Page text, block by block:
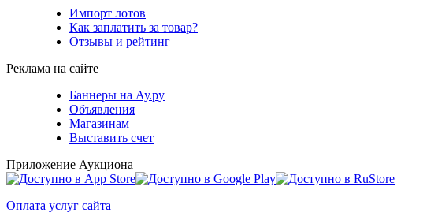
Импорт лотов
Как заплатить за товар?
Отзывы и рейтинг
Реклама на сайте
Баннеры на Ау.ру
Объявления
Магазинам
Выставить счет
Приложение Аукциона
Оплата услуг сайта